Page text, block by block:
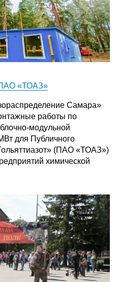
ПАО «ТОАЗ»
Самара»
работы по
модульной
для Публичного
(ПАО «ТОАЗ»)
химической